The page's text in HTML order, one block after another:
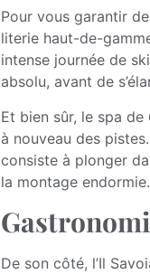
Pour vous garantir
literie haut-de-
intense journée de
absolu, avant de
Et bien sûr, le spa
à nouveau des
consiste à plonger
la montage endormie.
De son côté, l’Il